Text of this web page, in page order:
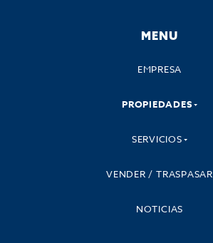
MENU
EMPRESA
PROPIEDADES
SERVICIOS
VENDER / TRASPASAR
NOTICIAS